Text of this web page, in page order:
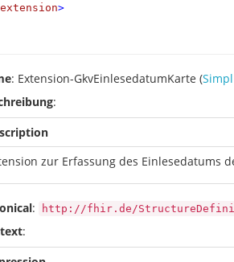
extension>
: Extension-GkvEinlesedatumKarte (
:
zur Erfassung des Einlesedatums
: http://fhir.de/
: